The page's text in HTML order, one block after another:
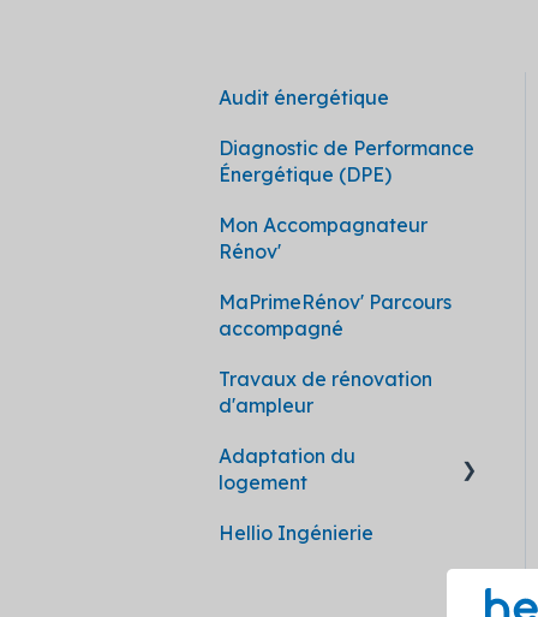
Audit énergétique
Diagnostic de Performance
Énergétique (DPE)
Mon Accompagnateur
Rénov'
MaPrimeRénov' Parcours
accompagné
Travaux de rénovation
d'ampleur
Adaptation du
logement
MaPrimeAdapt'
Hellio Ingénierie